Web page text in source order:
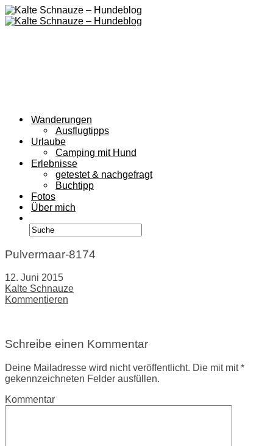
Wanderungen
Ausflugtipps
Urlaube
Camping mit Hund
Erlebnisse
getestet & nachgefragt
Buchtipp
Fotos
Über mich
Pulvermaar-8174
12. Juni 2015
Kalte Schnauze
Kommentieren
Schreibe einen Kommentar
Deine Mailadresse wird nicht veröffentlicht. Die mit mit *
gekennzeichneten Felder ausfüllen.
Kommentar